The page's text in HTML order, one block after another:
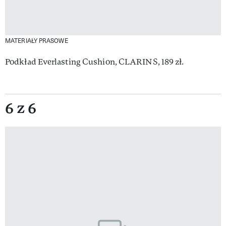
MATERIAŁY PRASOWE
Podkład Everlasting Cushion, CLARINS, 189 zł.
6 z 6